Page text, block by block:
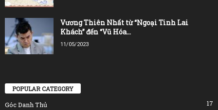
Vương Thiên Nhất từ “Ngoại Tinh Lai
Khách” đến “Vũ Hóa...
11/05/2023
POPULAR CATEGORY
Góc Danh Thủ 17